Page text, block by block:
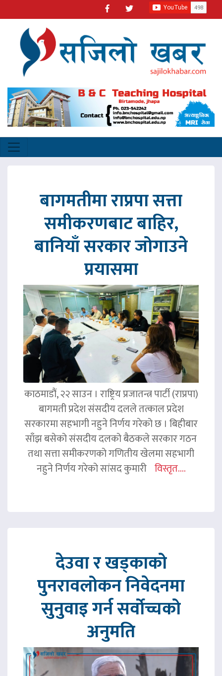
बागमतीमा राप्रपा सत्ता
समीकरणबाट बाहिर,
बानियाँ सरकार जोगाउने
प्रयासमा
काठमाडौं, २२ साउन । राष्ट्रिय प्रजातन्त्र पार्टी (राप्रपा)
बागमती प्रदेश संसदीय दलले तत्काल प्रदेश
सरकारमा सहभागी नहुने निर्णय गरेको छ । बिहीबार
साँझ बसेको संसदीय दलको बैठकले सरकार गठन
तथा सत्ता समीकरणको गणितीय खेलमा सहभागी
नहुने निर्णय गरेको सांसद कुमारी विस्तृत....
देउवा र खड्काको
पुनरावलोकन निवेदनमा
सुनुवाइ गर्न सर्वोच्चको
अनुमति